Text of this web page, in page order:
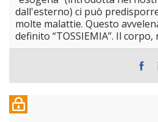
dall'esterno) ci può
molte malattie. Questo
definito “TOSSIEMIA”. Il